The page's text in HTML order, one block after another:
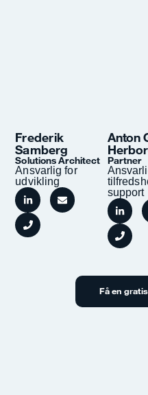
Frederik
Samberg
Solutions Architect
Ansvarlig for
udvikling
Anton
Partner
support
Få en